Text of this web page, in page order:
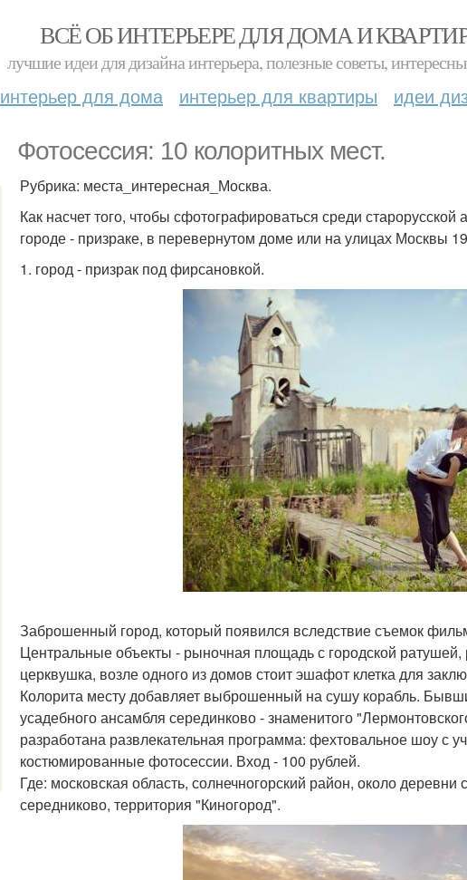
ВСЁ ОБ ИНТЕРЬЕРЕ ДЛЯ ДОМА И
лучшие идеи для дизайна интерьера, полезные советы,
интерьер для дома интерьер для квартиры идеи
Фотосессия: 10 колоритных мест.
Рубрика: места_интересная_Москва.
Как насчет того, чтобы сфотографироваться среди
городе - призраке, в перевернутом доме или на улицах Москвы
1. город - призрак под фирсановкой.
Заброшенный город, который появился вследствие съемок
Центральные объекты - рыночная площадь с городской
церквушка, возле одного из домов стоит эшафот клетка для
Колорита месту добавляет выброшенный на сушу корабль.
усадебного ансамбля серединково - знаменитого
разработана развлекательная программа: фехтовальное шоу с
костюмированные фотосессии. Вход - 100 рублей.
Где: московская область, солнечногорский район, около
середниково, территория "Киногород".